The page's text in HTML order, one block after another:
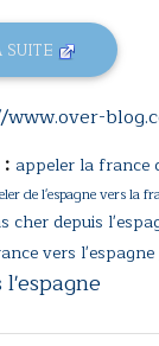
appeler la france
de l'espagne vers la
cher depuis
vers l'espagne